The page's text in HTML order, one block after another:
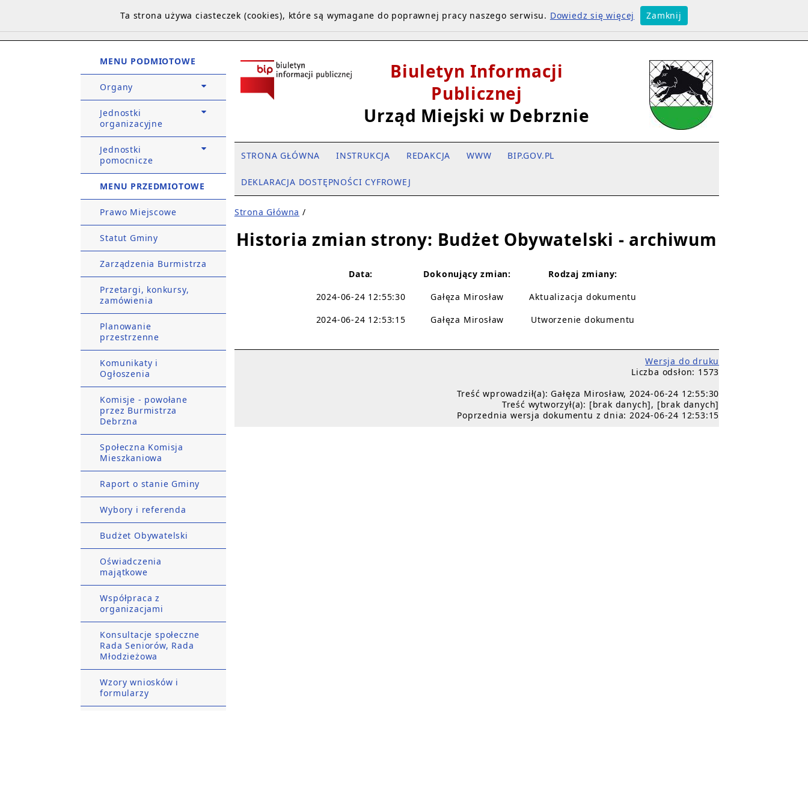
MENU PODMIOTOWE
Organy
Jednostki
organizacyjne
Jednostki
pomocnicze
MENU PRZEDMIOTOWE
Prawo Miejscowe
Statut Gminy
Zarządzenia Burmistrza
Przetargi, konkursy,
zamówienia
Planowanie
przestrzenne
Komunikaty i
Ogłoszenia
Komisje - powołane
przez Burmistrza
Debrzna
Społeczna Komisja
Mieszkaniowa
Raport o stanie Gminy
Wybory i referenda
Budżet Obywatelski
Oświadczenia
majątkowe
Współpraca z
organizacjami
Konsultacje społeczne
Rada Seniorów, Rada
Młodzieżowa
Wzory wniosków i
formularzy
Biuletyn Informacji
Publicznej
Urząd Miejski w Debrznie
STRONA GŁÓWNA INSTRUKCJA REDAKCJA WWW BIP.GOV.PL
DEKLARACJA DOSTĘPNOŚCI CYFROWEJ
Strona Główna /
Historia zmian strony: Budżet Obywatelski - archiwum
Data: Dokonujący zmian:
Rodzaj zmiany:
2024-06-24 12:55:30
Gałęza Mirosław
Aktualizacja dokumentu
2024-06-24 12:53:15
Gałęza Mirosław Utworzenie dokumentu
Wersja do druku
Liczba odsłon: 1573
Treść wprowadził(a): Gałęza Mirosław, 2024-06-24 12:55:30
Treść wytworzył(a): [brak danych], [brak danych]
Poprzednia wersja dokumentu z dnia: 2024-06-24 12:53:15
Ta strona używa ciasteczek (cookies), które są wymagane do poprawnej pracy naszego serwisu. Dowiedz się więcej Zamknij